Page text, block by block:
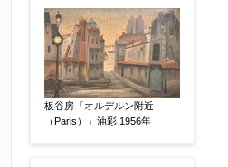
その他 【任意】
板谷房「オルデルン附近
（Paris）」油彩 1956年